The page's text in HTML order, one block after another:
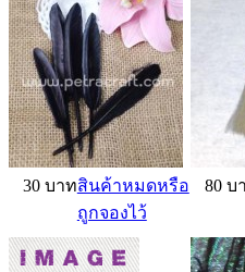
30 บาทสินค้าหมดหรือ
ถูกจองไว้
80 บ